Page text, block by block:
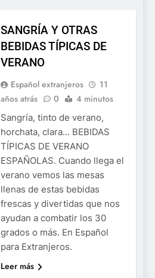
SANGRÍA Y OTRAS
BEBIDAS TÍPICAS DE
VERANO
Español extranjeros
11
años atrás
0 4 minutos
Sangría, tinto de verano,
horchata, clara… BEBIDAS
TÍPICAS DE VERANO
ESPAÑOLAS. Cuando llega el
verano vemos las mesas
llenas de estas bebidas
frescas y divertidas que nos
ayudan a combatir los 30
grados o más. En Español
para Extranjeros.
Leer más